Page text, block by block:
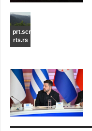
prt.scr
rts.rs